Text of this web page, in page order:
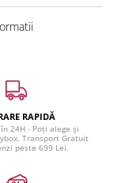
RAPIDĂ
24H - Poți alege și
Transport Gratuit
peste 699 Lei.